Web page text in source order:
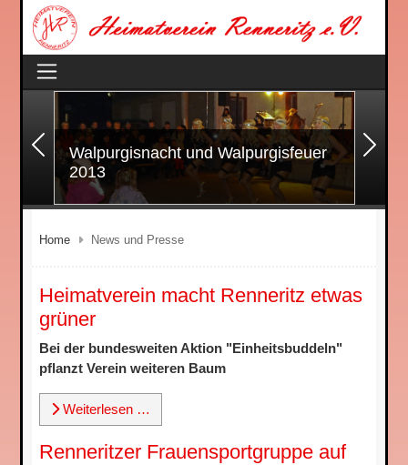
Zurück
Walpurgisnacht und Walpurgisfeuer
2013
Home News und Presse
Heimatverein macht Renneritz etwas
grüner
Bei der bundesweiten Aktion "Einheitsbuddeln"
pflanzt Verein weiteren Baum
Weiterlesen …
Renneritzer Frauensportgruppe auf